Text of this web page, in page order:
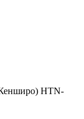
HTN-